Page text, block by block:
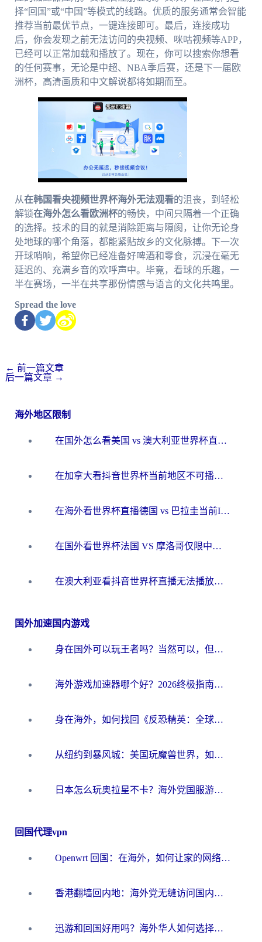
择“回国”或“中国”等模式的线路。优质的服务通常会智能
推荐当前最优节点，一键连接即可。最后，连接成功
后，你会发现之前无法访问的央视频、咪咕视频等APP，
已经可以正常加载和播放了。现在，你可以搜索你想看
的任何赛事，无论是中超、NBA季后赛，还是下一届欧
洲杯，高清画质和中文解说都将如期而至。
从在韩国看央视频世界杯海外无法观看的沮丧，到轻松
解锁在海外怎么看欧洲杯的畅快，中间只隔着一个正确
的选择。技术的目的就是消除距离与隔阂，让你无论身
处地球的哪个角落，都能紧贴故乡的文化脉搏。下一次
开球哨响，希望你已经准备好啤酒和零食，沉浸在毫无
延迟的、充满乡音的欢呼声中。毕竟，看球的乐趣，一
半在赛场，一半在共享那份情感与语言的文化共鸣里。
Spread the love
← 前一篇文章
后一篇文章 →
海外地区限制
在国外怎么看美国 vs 澳大利亚世界杯直播？海外党必藏的中文解说观赛指南
在加拿大看抖音世界杯当前地区不可播放？海外党体育观赛终极指南
在海外看世界杯直播德国 vs 巴拉圭当前IP受限制？这篇指南帮你轻松解决地区限制
在国外看世界杯法国 VS 摩洛哥仅限中国大陆？别让地域限制拦下你的欢呼
在澳大利亚看抖音世界杯直播无法播放？海外党体育观赛终极指南来了！
国外加速国内游戏
身在国外可以玩王者吗？当然可以，但你需要这份“加速”指南
海外游戏加速器哪个好？2026终极指南帮你畅玩国服+解决卡顿难题
身在海外，如何找回《反恐精英：全球攻势》国服的丝滑手感？一份给你的终极指南
从纽约到暴风城：美国玩魔兽世界，如何找到你的最佳网络航线
日本怎么玩奥拉星不卡？海外党国服游戏加速器选择全攻略
回国代理vpn
Openwrt 回国：在海外，如何让家的网络触手可及
香港翻墙回内地：海外党无缝访问国内资源的加速器选择全攻略
迅游和回国好用吗？海外华人如何选择靠谱的回国加速器